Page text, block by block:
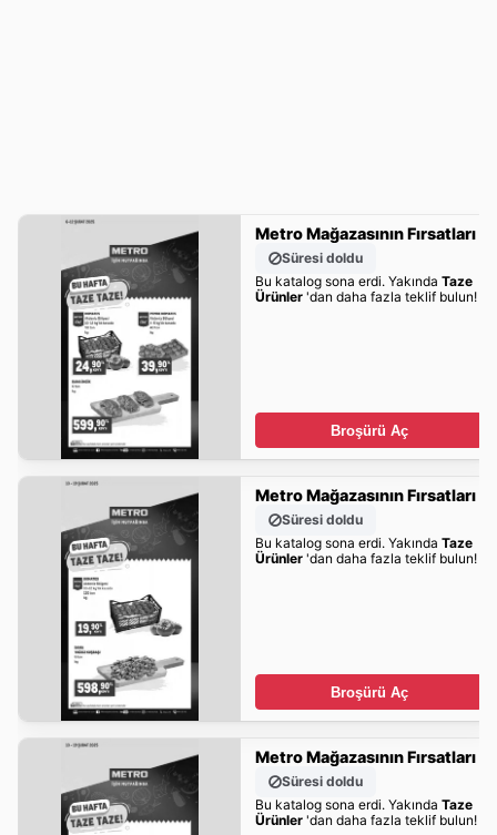
Metro Mağazasının Fırsatları
Süresi doldu
Bu katalog sona erdi. Yakında Taze
Ürünler'dan daha fazla teklif bulun!
Broşürü Aç
Metro Mağazasının Fırsatları
Süresi doldu
Bu katalog sona erdi. Yakında Taze
Ürünler'dan daha fazla teklif bulun!
Broşürü Aç
Metro Mağazasının Fırsatları
Süresi doldu
Bu katalog sona erdi. Yakında Taze
Ürünler'dan daha fazla teklif bulun!